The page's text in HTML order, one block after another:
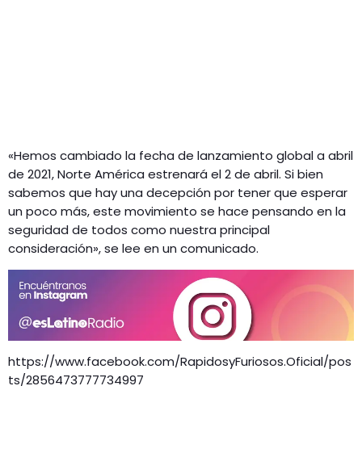
«Hemos cambiado la fecha de lanzamiento global a abril
de 2021, Norte América estrenará el 2 de abril. Si bien
sabemos que hay una decepción por tener que esperar
un poco más, este movimiento se hace pensando en la
seguridad de todos como nuestra principal
consideración», se lee en un comunicado.
https://www.facebook.com/RapidosyFuriosos.Oficial/pos
ts/2856473777734997